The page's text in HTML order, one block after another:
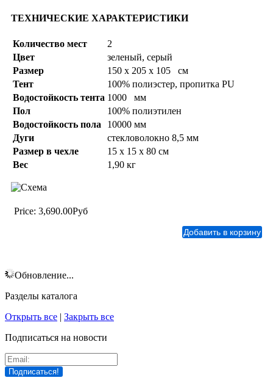
ТЕХНИЧЕСКИЕ ХАРАКТЕРИСТИКИ
Количество мест
2
Цвет
зеленый, серый
Размер
150 х 205 х 105 см
Тент
100% полиэстер, пропитка PU
Водостойкость тента 1000 мм
Пол
100% полиэтилен
Водостойкость пола
10000 мм
Дуги
стекловолокно 8,5 мм
Размер в чехле
15 х 15 х 80 см
Вес
1,90 кг
Price: 3,690.00Руб
Обновление...
Разделы каталога
Открыть все | Закрыть все
Подписаться на новости